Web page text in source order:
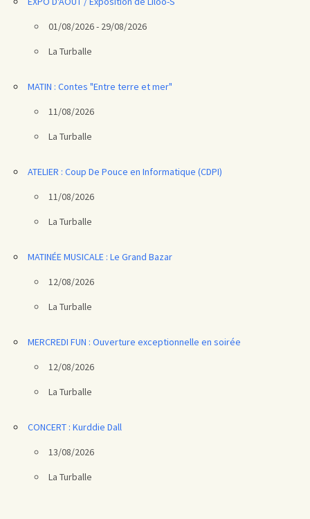
01/08/2026 - 29/08/2026
La Turballe
MATIN : Contes "Entre terre et mer"
11/08/2026
La Turballe
ATELIER : Coup De Pouce en Informatique (CDPI)
11/08/2026
La Turballe
MATINÉE MUSICALE : Le Grand Bazar
12/08/2026
La Turballe
MERCREDI FUN : Ouverture exceptionnelle en soirée
12/08/2026
La Turballe
CONCERT : Kurddie Dall
13/08/2026
La Turballe